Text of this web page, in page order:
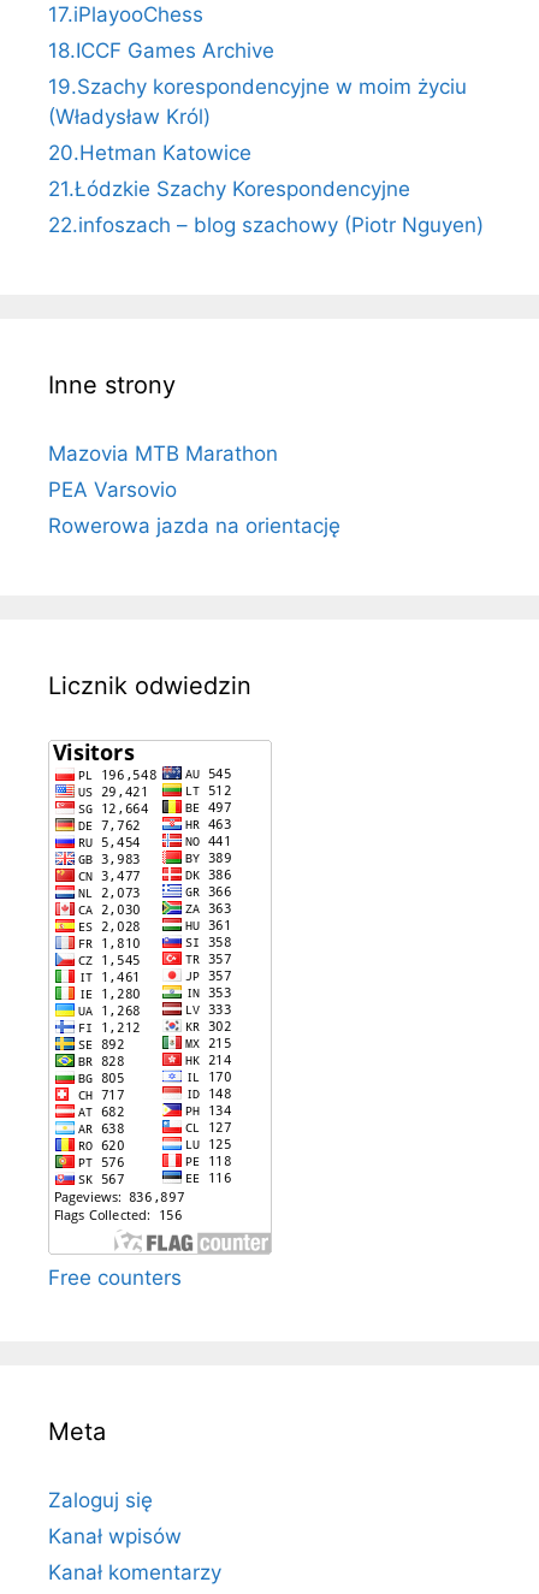
17.iPlayooChess
18.ICCF Games Archive
19.Szachy korespondencyjne w moim życiu
(Władysław Król)
20.Hetman Katowice
21.Łódzkie Szachy Korespondencyjne
22.infoszach – blog szachowy (Piotr Nguyen)
Inne strony
Mazovia MTB Marathon
PEA Varsovio
Rowerowa jazda na orientację
Licznik odwiedzin
Free counters
Meta
Zaloguj się
Kanał wpisów
Kanał komentarzy